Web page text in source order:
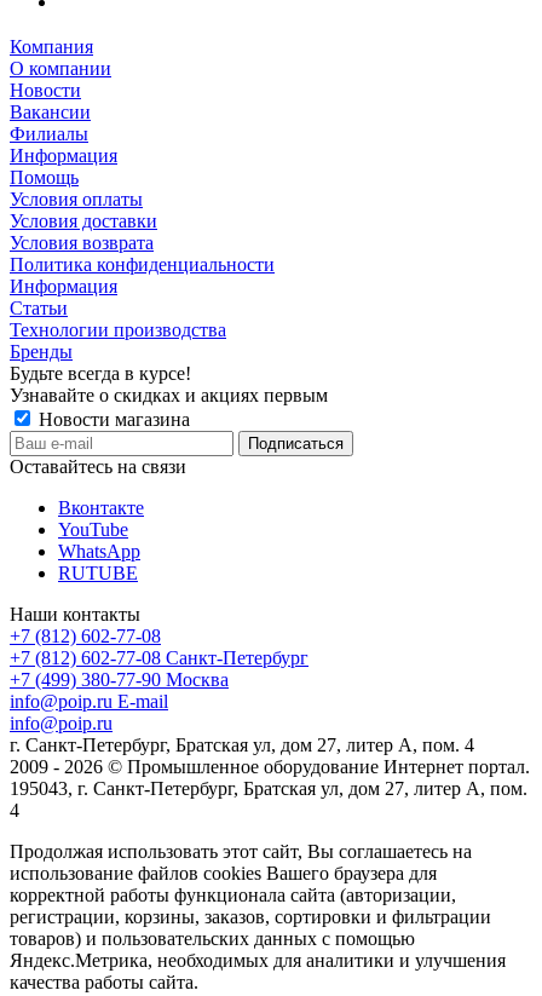
Компания
О компании
Новости
Вакансии
Филиалы
Информация
Помощь
Условия оплаты
Условия доставки
Условия возврата
Политика конфиденциальности
Информация
Статьи
Технологии производства
Бренды
Будьте всегда в курсе!
Узнавайте о скидках и акциях первым
Новости магазина
Оставайтесь на связи
Вконтакте
YouTube
WhatsApp
RUTUBE
Наши контакты
+7 (812) 602-77-08
+7 (812) 602-77-08 Санкт-Петербург
+7 (499) 380-77-90 Москва
info@poip.ru E-mail
info@poip.ru
г. Санкт-Петербург, Братская ул, дом 27, литер А, пом. 4
2009 - 2026 © Промышленное оборудование Интернет портал.
195043, г. Санкт-Петербург, Братская ул, дом 27, литер А, пом.
4
Продолжая использовать этот сайт, Вы соглашаетесь на
использование файлов cookies Вашего браузера для
корректной работы функционала сайта (авторизации,
регистрации, корзины, заказов, сортировки и фильтрации
товаров) и пользовательских данных с помощью
Яндекс.Метрика, необходимых для аналитики и улучшения
качества работы сайта.